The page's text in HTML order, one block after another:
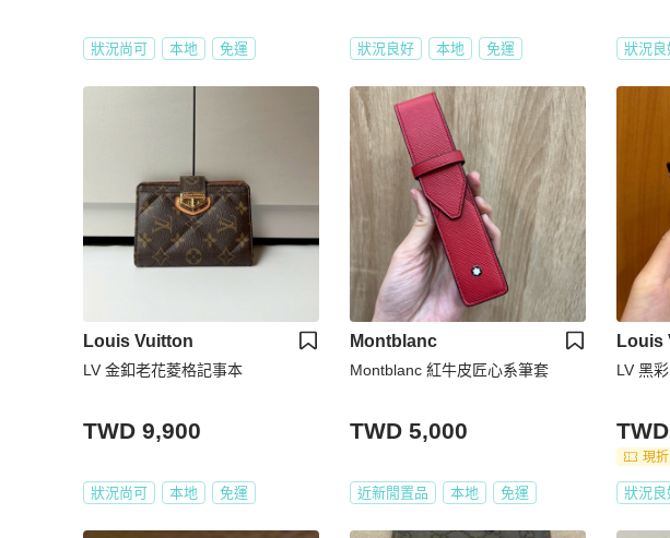
狀況尚可 本地 免運 狀況良好 本地 免運 狀況良
Louis Vuitton
LV 金釦老花菱格記事本
TWD 9,900
狀況尚可 本地 免運
Montblanc
Montblanc 紅牛皮匠心系筆套
TWD 5,000
近新閒置品 本地 免運
Louis
LV 黑
現
狀況良